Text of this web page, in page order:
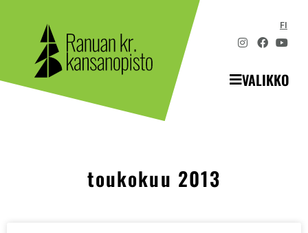
FI
VALIKKO
toukokuu 2013